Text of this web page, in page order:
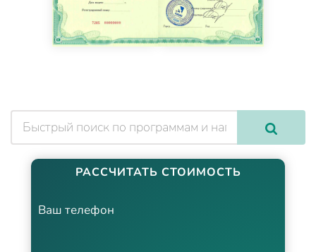
РАССЧИТАТЬ СТОИМОСТЬ
Ваш телефон